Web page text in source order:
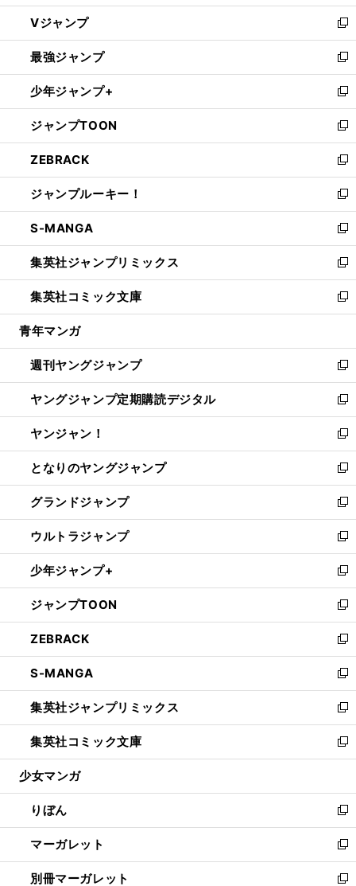
ウ
ィ
ン
ド
ウ
で
開
く
し
い
ウ
ィ
ン
ド
ウ
で
開
く
Vジャンプ
新
し
い
ウ
ィ
ン
ド
ウ
で
開
く
最強ジャンプ
新
し
い
ウ
ィ
ン
ド
ウ
で
開
く
少年ジャンプ+
新
し
い
ウ
ィ
ン
ド
ウ
で
開
く
ジャンプTOON
新
し
い
ウ
ィ
ン
ド
ウ
で
開
く
ZEBRACK
新
し
い
ウ
ィ
ン
ド
ウ
で
開
ジャンプルーキー！
新
し
い
ウ
ィ
ン
ド
ウ
開
く
S-MANGA
新
し
い
ウ
ィ
ン
ウ
で
開
く
集英社ジャンプリミックス
新
し
い
ウ
ン
ド
ウ
で
開
く
集英社コミック文庫
新
し
ウ
ィ
ン
ド
ウ
で
開
く
青年マンガ
週刊ヤングジャンプ
新
し
い
ウ
ィ
ン
ド
ウ
で
開
く
ヤングジャンプ定期購読デジタル
新
し
い
ウ
ィ
ン
ド
ウ
で
開
く
ヤンジャン！
新
し
い
ウ
ィ
ン
ド
ウ
で
開
く
となりのヤングジャンプ
新
し
い
ウ
ィ
ン
ド
ウ
で
開
く
グランドジャンプ
新
し
い
ウ
ィ
ン
ド
ウ
で
開
く
ウルトラジャンプ
新
し
い
ウ
ィ
ン
ド
ウ
で
開
く
少年ジャンプ+
新
し
い
ウ
ィ
ン
ド
ウ
で
開
く
ジャンプTOON
新
し
い
ウ
ィ
ン
ド
ウ
で
開
ZEBRACK
新
し
い
ウ
ィ
ン
ド
ウ
開
く
S-MANGA
新
し
い
ウ
ィ
ン
ウ
で
開
く
集英社ジャンプリミックス
新
し
い
ウ
ン
ド
ウ
で
開
く
集英社コミック文庫
新
し
ウ
ィ
ン
ド
ウ
で
少女マンガ
りぼん
新
し
い
ウ
ィ
マーガレット
新
し
い
別冊マーガレット 新